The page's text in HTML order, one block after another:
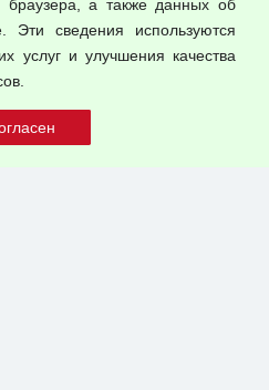
а также данных об
Эти сведения используются
услуг и улучшения качества